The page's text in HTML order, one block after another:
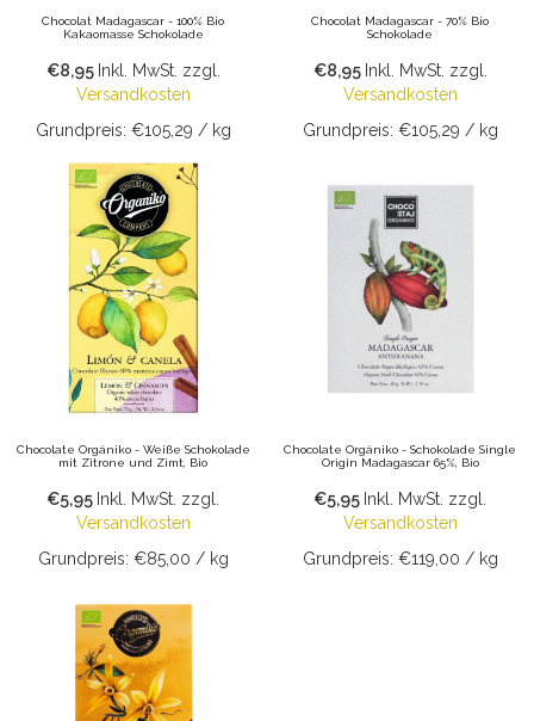
Chocolat Madagascar - 100% Bio
Kakaomasse Schokolade
€8,95 Inkl. MwSt. zzgl.
Versandkosten
Grundpreis: €105,29 / kg
Chocolat Madagascar - 70% Bio
Schokolade
€8,95 Inkl. MwSt. zzgl.
Versandkosten
Grundpreis: €105,29 / kg
Chocolate Orgániko - Weiße Schokolade
mit Zitrone und Zimt, Bio
€5,95 Inkl. MwSt. zzgl.
Versandkosten
Grundpreis: €85,00 / kg
Chocolate Orgániko - Schokolade Single
Origin Madagascar 65%, Bio
€5,95 Inkl. MwSt. zzgl.
Versandkosten
Grundpreis: €119,00 / kg